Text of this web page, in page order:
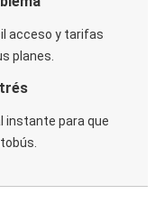
acceso y tarifas
planes.
instante para que